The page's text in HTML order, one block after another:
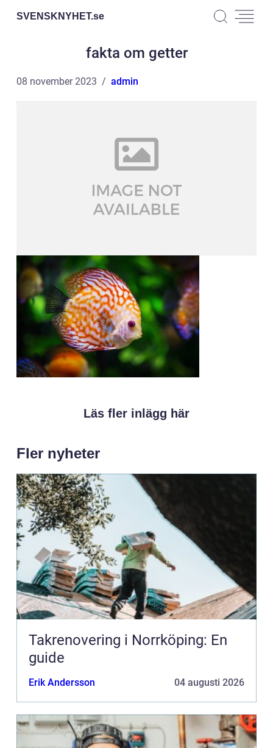
SVENSKNYHET.se
fakta om getter
08 november 2023 admin
Läs fler inlägg här
Fler nyheter
Takrenovering i Norrköping: En
guide
Erik Andersson 04 augusti 2026